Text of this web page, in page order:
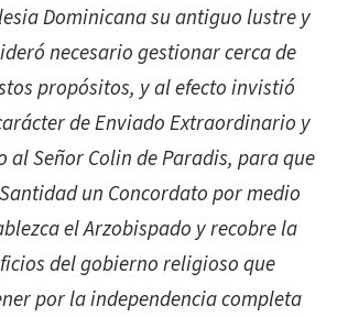
Dominicana su antiguo lustre y
necesario gestionar cerca de
propósitos, y al efecto invistió
de Enviado Extraordinario y
al Señor Colin de Paradis, para que
un Concordato por medio
el Arzobispado y recobre la
del gobierno religioso que
por la independencia completa